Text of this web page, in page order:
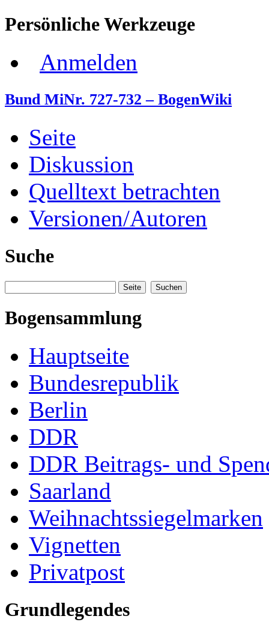
Persönliche Werkzeuge
Anmelden
Bund MiNr. 727-732 – BogenWiki
Seite
Diskussion
Quelltext betrachten
Versionen/Autoren
Suche
Bogensammlung
Hauptseite
Bundesrepublik
Berlin
DDR
DDR Beitrags- und
Saarland
Weihnachtssiegelmarken
Vignetten
Privatpost
Grundlegendes